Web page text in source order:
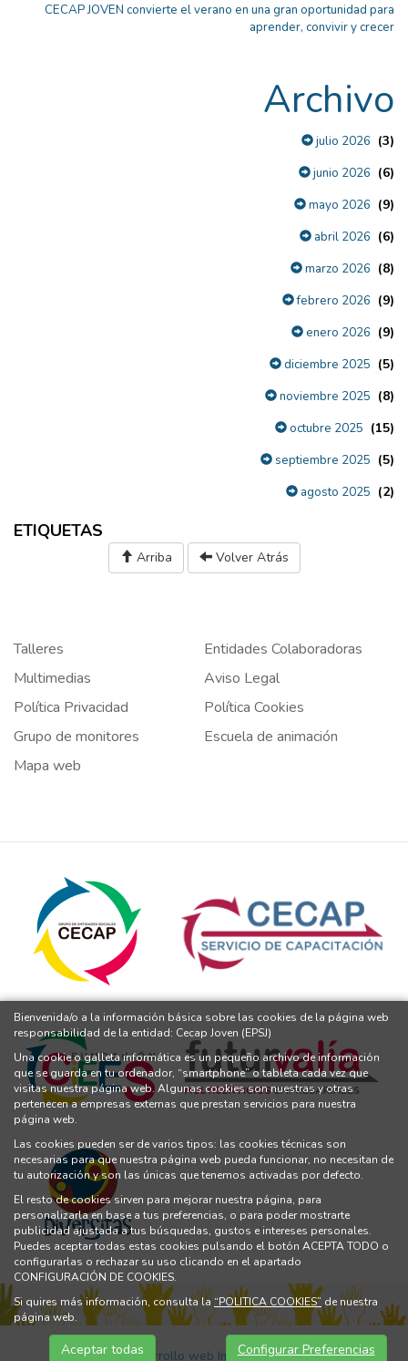
CECAP JOVEN convierte el verano en una gran oportunidad para
aprender, convivir y crecer
Archivo
julio 2026 (3)
junio 2026 (6)
mayo 2026 (9)
abril 2026 (6)
marzo 2026 (8)
febrero 2026 (9)
enero 2026 (9)
diciembre 2025 (5)
noviembre 2025 (8)
octubre 2025 (15)
septiembre 2025 (5)
agosto 2025 (2)
ETIQUETAS
Arriba Volver Atrás
Talleres
Entidades Colaboradoras
Multimedias
Aviso Legal
Política Privacidad
Política Cookies
Grupo de monitores
Escuela de animación
Mapa web
Diseño y Desarrollo web Im3diA comunicación
Bienvenida/o a la información básica sobre las cookies de la página web
responsabilidad de la entidad: Cecap Joven (EPSJ)
Una cookie o galleta informática es un pequeño archivo de información
que se guarda en tu ordenador, “smartphone” o tableta cada vez que
visitas nuestra página web. Algunas cookies son nuestras y otras
pertenecen a empresas externas que prestan servicios para nuestra
página web.
Las cookies pueden ser de varios tipos: las cookies técnicas son
necesarias para que nuestra página web pueda funcionar, no necesitan de
tu autorización y son las únicas que tenemos activadas por defecto.
El resto de cookies sirven para mejorar nuestra página, para
personalizarla en base a tus preferencias, o para poder mostrarte
publicidad ajustada a tus búsquedas, gustos e intereses personales.
Puedes aceptar todas estas cookies pulsando el botón ACEPTA TODO o
configurarlas o rechazar su uso clicando en el apartado
CONFIGURACIÓN DE COOKIES.
Si quires más información, consulta la“POLITICA COOKIES” de nuestra
página web.
Aceptar todas Configurar Preferencias